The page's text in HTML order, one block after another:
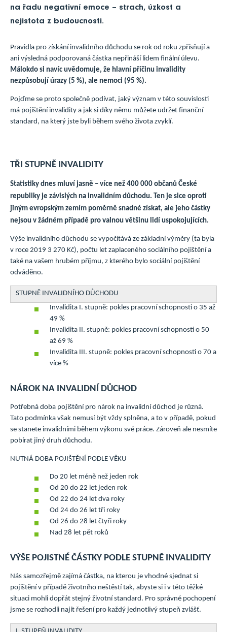
na řadu negativní emoce – strach, úzkost a
nejistota z budoucnosti.
Pravidla pro získání invalidního důchodu se rok od roku zpřísňují a
ani výsledná podporovaná částka nepřináší lidem finální úlevu.
Málokdo si navíc uvědomuje, že hlavní příčinu invalidity
nezpůsobují úrazy (5 %), ale nemoci (95 %).
Pojďme se proto společně podívat, jaký význam v této souvislosti
má pojištění invalidity a jak si díky němu můžete udržet finanční
standard, na který jste byli během svého života zvyklí.
TŘI STUPNĚ INVALIDITY
Statistiky dnes mluví jasně – více než 400 000 občanů České
republiky je závislých na invalidním důchodu. Ten je sice oproti
jiným evropským zemím poměrně snadné získat, ale jeho částky
nejsou v žádném případě pro valnou většinu lidí uspokojujících.
Výše invalidního důchodu se vypočítává ze základní výměry (ta byla
v roce 2019 3 270 Kč), počtu let zaplaceného sociálního pojištění a
také na vašem hrubém příjmu, z kterého bylo sociální pojištění
odváděno.
STUPNĚ INVALIDNÍHO DŮCHODU
Invalidita I. stupně: pokles pracovní schopnosti o 35 až
49 %
Invalidita II. stupně: pokles pracovní schopnosti o 50
až 69 %
Invalidita III. stupně: pokles pracovní schopnosti o 70 a
více %
NÁROK NA INVALIDNÍ DŮCHOD
Potřebná doba pojištění pro nárok na invalidní důchod je různá.
Tato podmínka však nemusí být vždy splněna, a to v případě, pokud
se stanete invalidními během výkonu své práce. Zároveň ale nesmíte
pobírat jiný druh důchodu.
NUTNÁ DOBA POJIŠTĚNÍ PODLE VĚKU
Do 20 let méně než jeden rok
Od 20 do 22 let jeden rok
Od 22 do 24 let dva roky
Od 24 do 26 let tři roky
Od 26 do 28 let čtyři roky
Nad 28 let pět roků
VÝŠE POJISTNÉ ČÁSTKY PODLE STUPNĚ INVALIDITY
Nás samozřejmě zajímá částka, na kterou je vhodné sjednat si
pojištění v případě životního neštěstí tak, abyste si i v této těžké
situaci mohli dopřát stejný životní standard. Pro správné pochopení
jsme se rozhodli najít řešení pro každý jednotlivý stupeň zvlášť.